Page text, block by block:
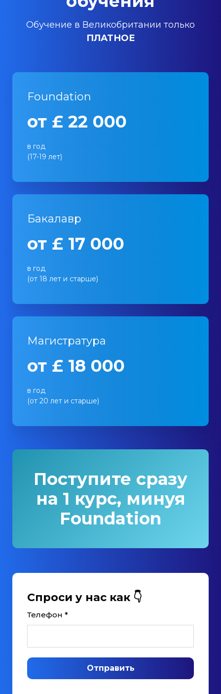
Обучение в Великобритании только
ПЛАТНОЕ
Foundation
от £ 22 000
в год
(17-19 лет)
Бакалавр
от £ 17 000
в год
(от 18 лет и старше)
Магистратура
от £ 18 000
в год
(от 20 лет и старше)
Поступите сразу
на 1 курс, минуя
Foundation
Спроси у нас как 👇
Телефон *
Отправить